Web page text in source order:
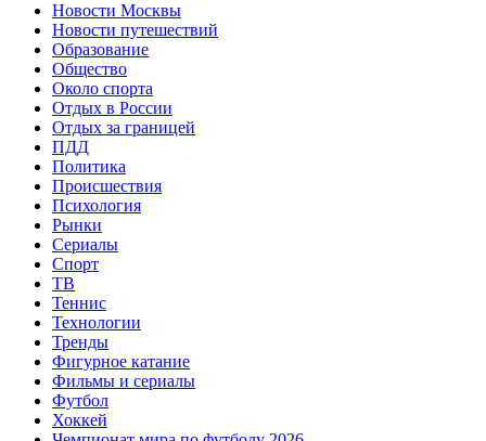
Новости Москвы
Новости путешествий
Образование
Общество
Около спорта
Отдых в России
Отдых за границей
ПДД
Политика
Происшествия
Психология
Рынки
Сериалы
Спорт
ТВ
Теннис
Технологии
Тренды
Фигурное катание
Фильмы и сериалы
Футбол
Хоккей